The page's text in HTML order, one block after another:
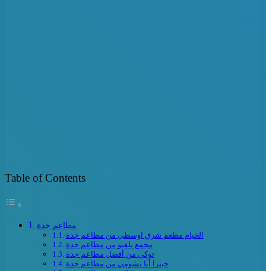
Table of Contents
مطاعم جدة
الخيام مطعم شرق اوسطي من مطاعم جدة
مجمع بلفيو من مطاعم جدة
توكي من أفضل مطاعم جدة
جينزا أنا تشومي من مطاعم جدة